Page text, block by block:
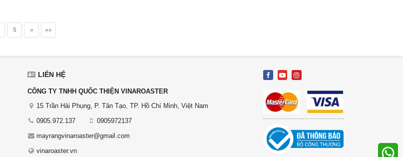
5 » »»
LIÊN HỆ
CÔNG TY TNHH QUỐC THIỆN VINAROASTER
15 Trần Hải Phụng, P. Tân Tạo, TP. Hồ Chí Minh, Việt Nam
0905.972.137
0905972137
mayrangvinaroaster@gmail.com
vinaroaster.vn